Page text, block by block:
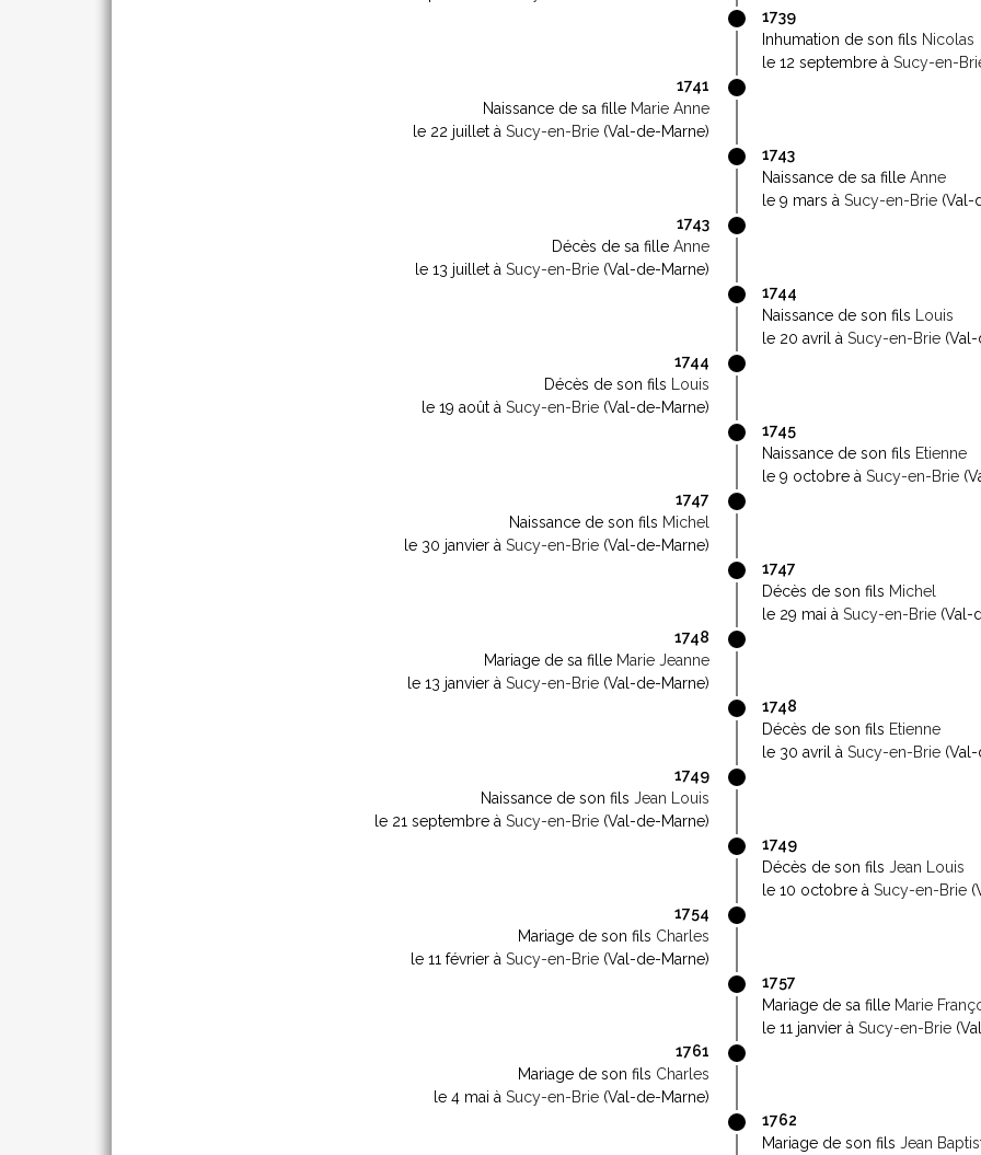
1739
Inhumation de son fils Nicolas
le 12 septembre à Sucy-en-
1741
Naissance de sa fille Marie Anne
le 22 juillet à Sucy-en-Brie (Val-de-Marne)
1743
Naissance de sa fille Anne
le 9 mars à Sucy-en-Brie (Val-
1743
Décès de sa fille Anne
le 13 juillet à Sucy-en-Brie (Val-de-Marne)
1744
Naissance de son fils
Louis
le 20 avril à Sucy-en-Brie
1744
Décès de son fils
Louis
le 19 août à Sucy-en-Brie (Val-de-Marne)
1745
Naissance de son fils Etienne
le 9 octobre à Sucy-en-Brie
1747
Naissance de son fils Michel
le 30 janvier à Sucy-en-Brie (Val-de-Marne)
1747
Décès de son fils Michel
le 29 mai à Sucy-en-Brie (Val-
1748
Mariage de sa fille Marie Jeanne
le 13 janvier à Sucy-en-Brie (Val-de-Marne)
1748
Décès de son fils Etienne
le 30 avril à Sucy-en-Brie
1749
Naissance de son fils Jean Louis
le 21 septembre à Sucy-en-Brie (Val-de-Marne)
1749
Décès de son fils Jean Louis
le 10 octobre à Sucy-en-Brie
1754
Mariage de son fils Charles
le 11 février à Sucy-en-Brie (Val-de-Marne)
1757
Mariage de sa fille Marie
le 11 janvier à Sucy-en-Brie
1761
Mariage de son fils Charles
le 4 mai à Sucy-en-Brie (Val-de-Marne)
1762
Mariage de son fils Jean